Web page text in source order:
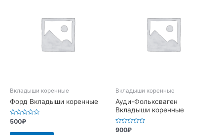
Вкладыши коренные
Форд Вкладыши коренные
Оценка
из
500₽
Вкладыши коренные
Ауди-Фольксваген
Вкладыши коренные
Оценка
900₽